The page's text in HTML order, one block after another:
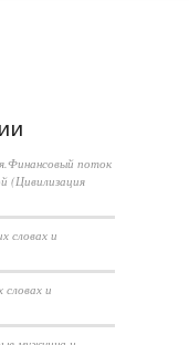
поток
(Цивилизация
словах и
словах и